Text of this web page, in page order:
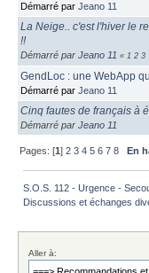
Démarré par Jeano 11
La Neige.. c'est l'hiver le
!!
Démarré par Jeano 11 « 1 2 3
GendLoc : une WebApp
Démarré par Jeano 11
Cinq fautes de français à
Démarré par Jeano 11
Pages: [1]2 3 4 5 6 7 8 En
S.O.S. 112 - Urgence -
Discussions et échanges
Aller à: